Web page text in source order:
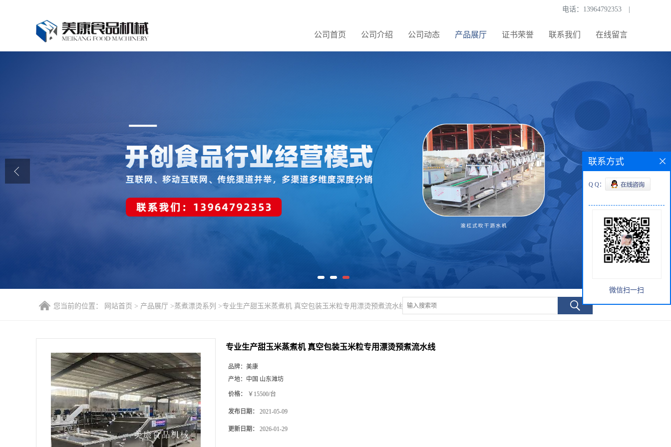
电话： 13964792353
公司首页 公司介绍 公司动态 产品展厅 证书荣誉 联系我们 在线留言
公司首页
在线留言
您当前的位置： 网站首页 > 产品展厅 >蒸煮漂烫系列 >专业生产甜玉米蒸煮机 真空包装玉米粒专用漂烫预煮流水线
专业生产甜玉米蒸煮机 真空包装玉米粒专用漂烫预煮流水线
品牌： 美康
产地： 中国 山东潍坊
价格： ￥15500/台
发布日期： 2021-05-09
更新日期： 2026-01-29
联系方式
Q Q：
微信扫一扫